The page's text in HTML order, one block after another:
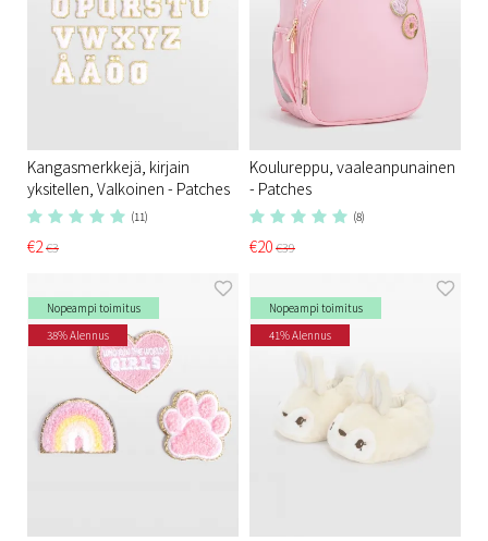
Kangasmerkkejä, kirjain
yksitellen, Valkoinen - Patches
(11)
€2€3
Koulureppu, vaaleanpunainen
- Patches
(8)
€20€39
Nopeampi toimitus
38% Alennus
Nopeampi toimitus
41% Alennus